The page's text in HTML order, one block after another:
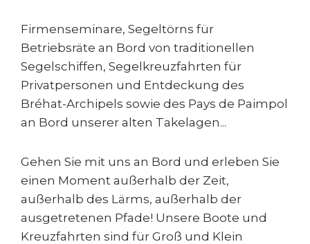
Firmenseminare, Segeltörns für
Betriebsräte an Bord von traditionellen
Segelschiffen, Segelkreuzfahrten für
Privatpersonen und Entdeckung des
Bréhat-Archipels sowie des Pays de Paimpol
an Bord unserer alten Takelagen...
Gehen Sie mit uns an Bord und erleben Sie
einen Moment außerhalb der Zeit,
außerhalb des Lärms, außerhalb der
ausgetretenen Pfade! Unsere Boote und
Kreuzfahrten sind für Groß und Klein